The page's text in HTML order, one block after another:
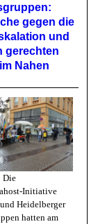
gegen die
und
gerechten
Nahen
Die
Initiative
Heidelberger
hatten am